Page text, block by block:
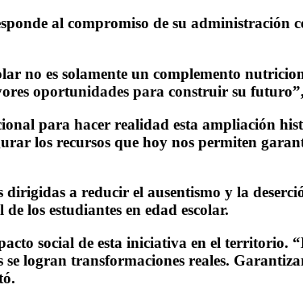
al compromiso de su administración
no es solamente un complemento
oportunidades para construir su
para hacer realidad esta ampliación
los recursos que hoy nos permiten
a reducir el ausentismo y la
los estudiantes en edad escolar.
social de esta iniciativa en el territorio.
logran transformaciones reales.